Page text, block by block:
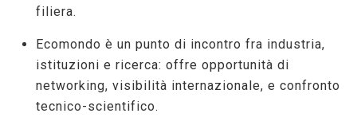
filiera.
Ecomondo è un punto di incontro fra industria,
istituzioni e ricerca: offre opportunità di
networking, visibilità internazionale, e confronto
tecnico-scientifico.